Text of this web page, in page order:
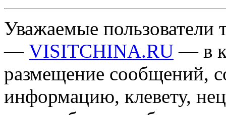
Уважаемые пользователи
— VISITCHINA.RU — в
размещение сообщений,
информацию, клевету,